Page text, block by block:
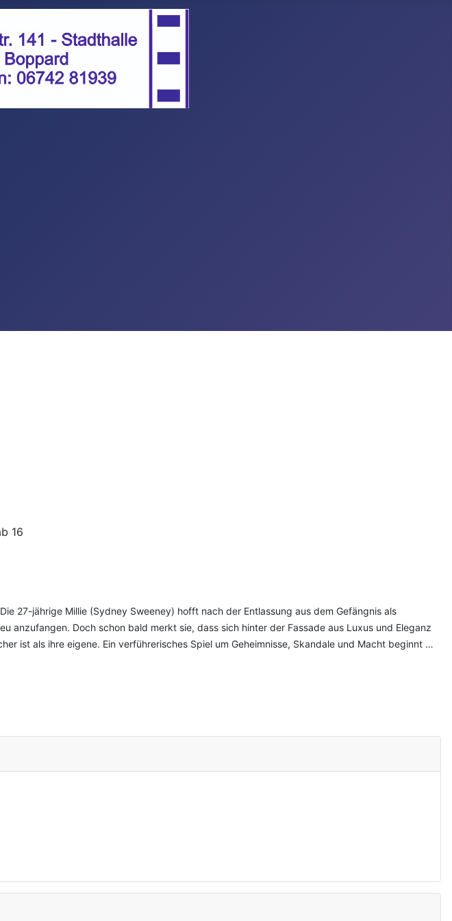
16
27-jährige Millie (Sydney Sweeney) hofft nach der Entlassung aus dem Gefängnis als
anzufangen. Doch schon bald merkt sie, dass sich hinter der Fassade aus Luxus und Eleganz
ist als ihre eigene. Ein verführerisches Spiel um Geheimnisse, Skandale und Macht beginnt …